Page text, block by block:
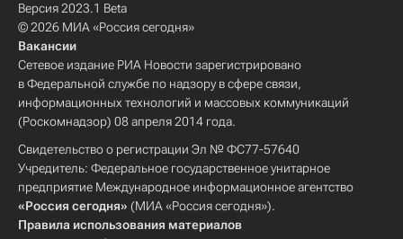
Версия 2023.1 Beta
© 2026 МИА «Россия сегодня»
Вакансии
Сетевое издание РИА Новости зарегистрировано
в Федеральной службе по надзору в сфере связи,
информационных технологий и массовых коммуникаций
(Роскомнадзор) 08 апреля 2014 года.
Свидетельство о регистрации Эл № ФС77-57640
Учредитель: Федеральное государственное унитарное
предприятие Международное информационное агентство
«Россия сегодня» (МИА «Россия сегодня»).
Правила использования материалов